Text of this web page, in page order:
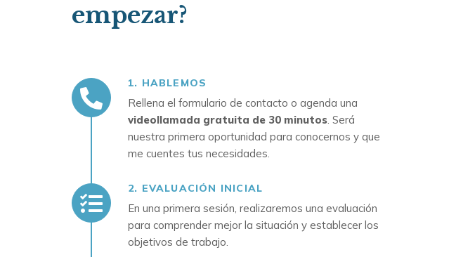
empezar?
1. HABLEMOS
Rellena el formulario de contacto o agenda una
videollamada gratuita de 30 minutos. Será
nuestra primera oportunidad para conocernos y que
me cuentes tus necesidades.
2. EVALUACIÓN INICIAL
En una primera sesión, realizaremos una evaluación
para comprender mejor la situación y establecer los
objetivos de trabajo.